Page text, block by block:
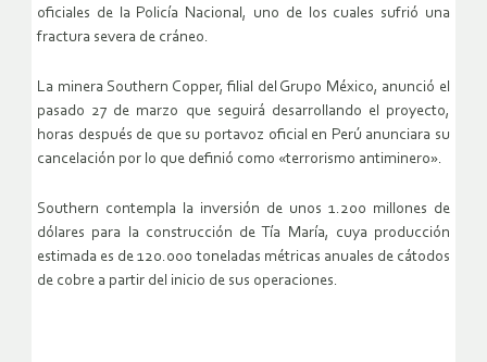
oficiales de la Policía Nacional, uno de los cuales sufrió una
fractura severa de cráneo.
La minera Southern Copper, filial del Grupo México, anunció el
pasado 27 de marzo que seguirá desarrollando el proyecto,
horas después de que su portavoz oficial en Perú anunciara su
cancelación por lo que definió como «terrorismo antiminero».
Southern contempla la inversión de unos 1.200 millones de
dólares para la construcción de Tía María, cuya producción
estimada es de 120.000 toneladas métricas anuales de cátodos
de cobre a partir del inicio de sus operaciones.